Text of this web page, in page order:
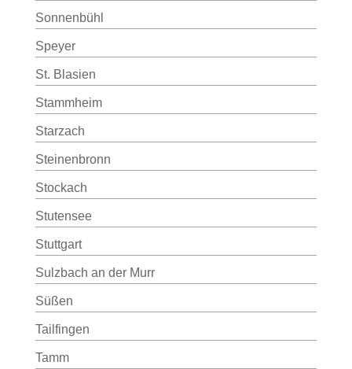
Sonnenbühl
Speyer
St. Blasien
Stammheim
Starzach
Steinenbronn
Stockach
Stutensee
Stuttgart
Sulzbach an der Murr
Süßen
Tailfingen
Tamm